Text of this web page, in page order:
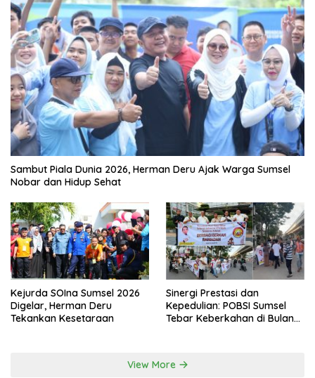
Sambut Piala Dunia 2026, Herman Deru Ajak Warga Sumsel
Nobar dan Hidup Sehat
Kejurda SOIna Sumsel 2026
Digelar, Herman Deru
Tekankan Kesetaraan
Sinergi Prestasi dan
Kepedulian: POBSI Sumsel
Tebar Keberkahan di Bulan
View More